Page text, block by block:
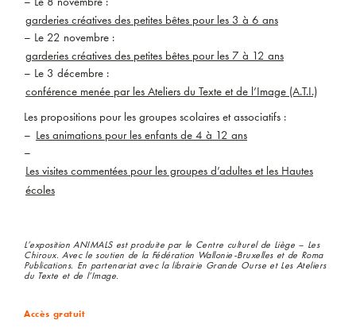
garderies créatives des petites bêtes pour les 3 à 6 ans
– Le 22 novembre :
garderies créatives des petites bêtes pour les 7 à 12 ans
– Le 3 décembre :
conférence menée par les Ateliers du Texte et de l’Image (A.T.I.)
Les propositions pour les groupes scolaires et associatifs :
– Les animations pour les enfants de 4 à 12 ans
–
Les visites commentées pour les groupes d’adultes et les Hautes
écoles
L’exposition ANIMALS est produite par le Centre culturel de Liège – Les
Chiroux. Avec le soutien de la Fédération Wallonie-Bruxelles et de Roma
Publications. En partenariat avec la librairie Grande Ourse et Les Ateliers
du Texte et de l’Image.
Accès gratuit